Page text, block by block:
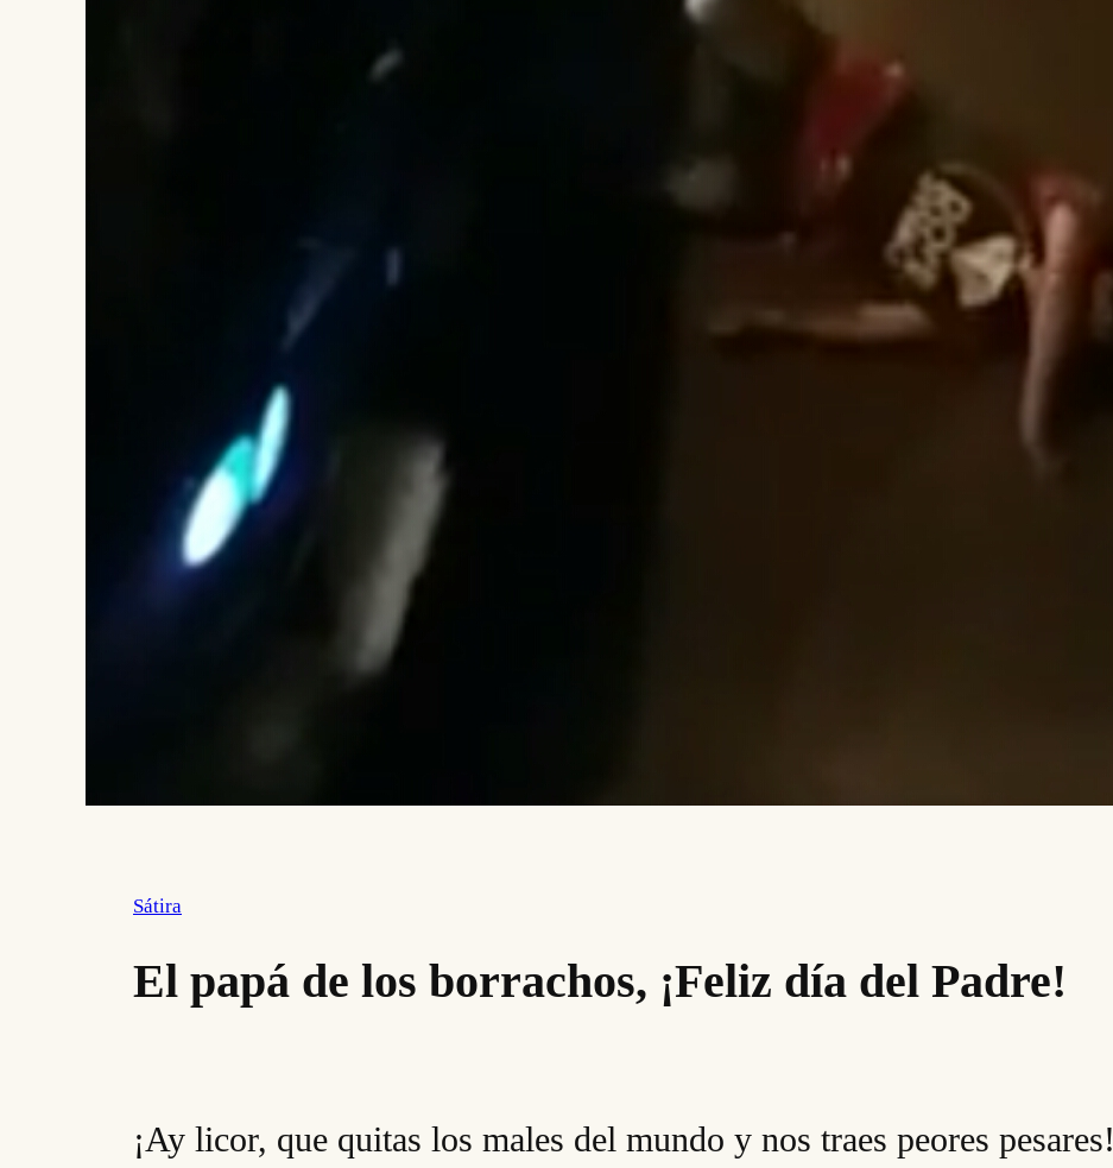
Sátira
El papá de los borrachos, ¡Feliz día del Padre!
¡Ay licor, que quitas los males del mundo y nos traes peores pesares!